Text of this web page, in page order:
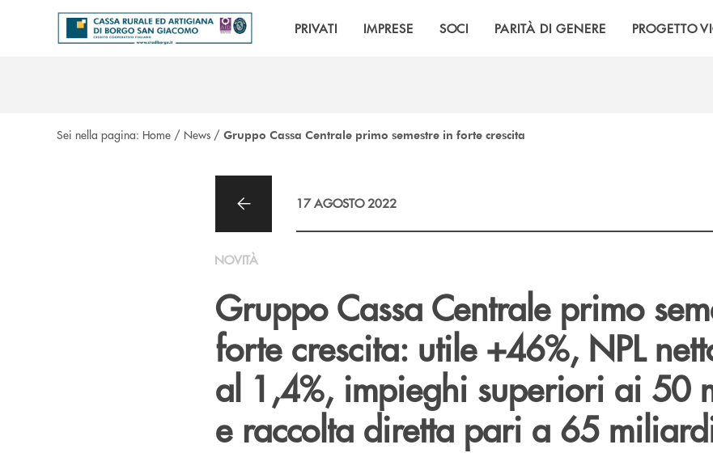
Salta al contenuto principale
PRIVATI IMPRESE SOCI PARITÀ DI GENERE PROGETTO
Sei nella pagina: Home / News / Gruppo Cassa Centrale primo semestre in forte crescita
17 AGOSTO 2022
NOVITÀ
Gruppo Cassa Centrale primo
forte crescita: utile +46%, NPL
al 1,4%, impieghi superiori ai 50
e raccolta diretta pari a 65